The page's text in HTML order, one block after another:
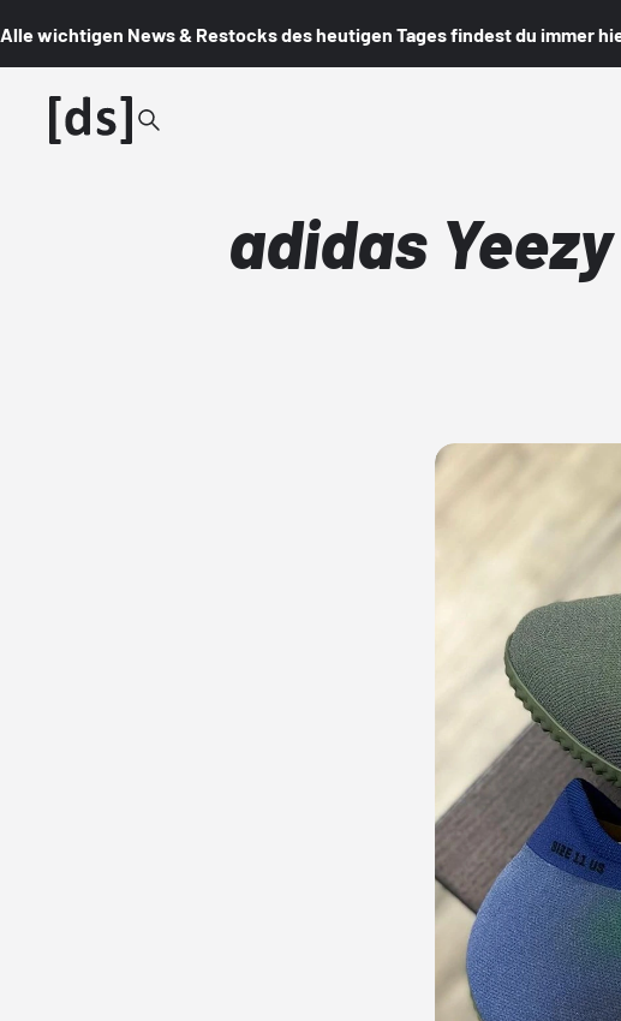
Alle wichtigen News & Restocks des heutigen Tages findest du immer
adidas